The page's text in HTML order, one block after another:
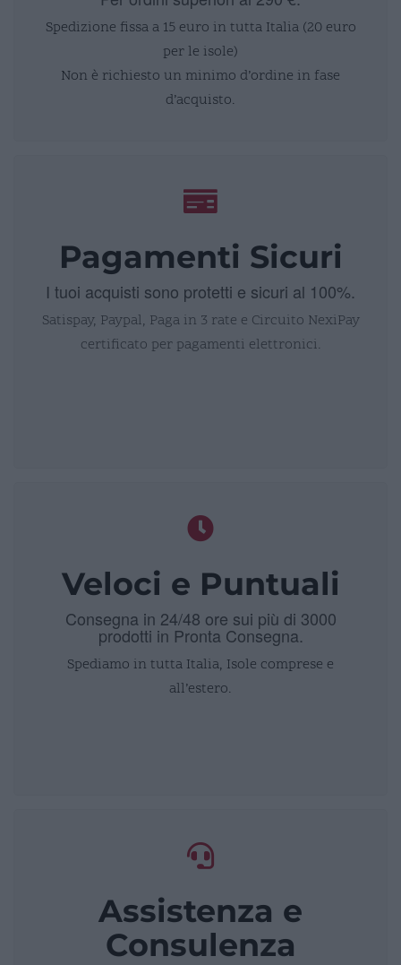
Spedizione fissa a 15 euro in tutta Italia (20 euro
per le isole)
Non è richiesto un minimo d’ordine in fase
d’acquisto.
Pagamenti Sicuri
I tuoi acquisti sono protetti e sicuri al 100%.
Satispay, Paypal, Paga in 3 rate e Circuito NexiPay
certificato per pagamenti elettronici.
Veloci e Puntuali
Consegna in 24/48 ore sui più di 3000
prodotti in Pronta Consegna.
Spediamo in tutta Italia, Isole comprese e
all’estero.
Assistenza e
Consulenza